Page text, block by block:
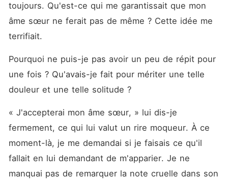
toujours. Qu'est-ce qui me garantissait que mon
âme sœur ne ferait pas de même ? Cette idée me
terrifiait.
Pourquoi ne puis-je pas avoir un peu de répit pour
une fois ? Qu'avais-je fait pour mériter une telle
douleur et une telle solitude ?
« J'accepterai mon âme sœur, » lui dis-je
fermement, ce qui lui valut un rire moqueur. À ce
moment-là, je me demandai si je faisais ce qu'il
fallait en lui demandant de m'apparier. Je ne
manquai pas de remarquer la note cruelle dans son